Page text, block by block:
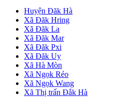
Huyện Đăk Hà
Xã Đăk Hring
Xã Đăk La
Xã Đăk Mar
Xã Đăk Pxi
Xã Đăk Uy
Xã Hà Mòn
Xã Ngọk Réo
Xã Ngọk Wang
Xã Thị trấn Đắk Hà